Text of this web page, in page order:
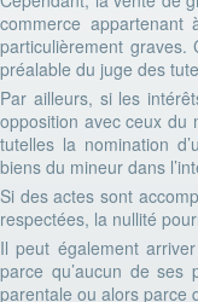
commerce
particulièrement graves.
préalable du juge des
Par ailleurs, si les
opposition avec ceux du
tutelles la nomination
biens du mineur dans
Si des actes sont
respectées, la nullité
Il peut également
parce qu’aucun de ses
parentale ou alors parce